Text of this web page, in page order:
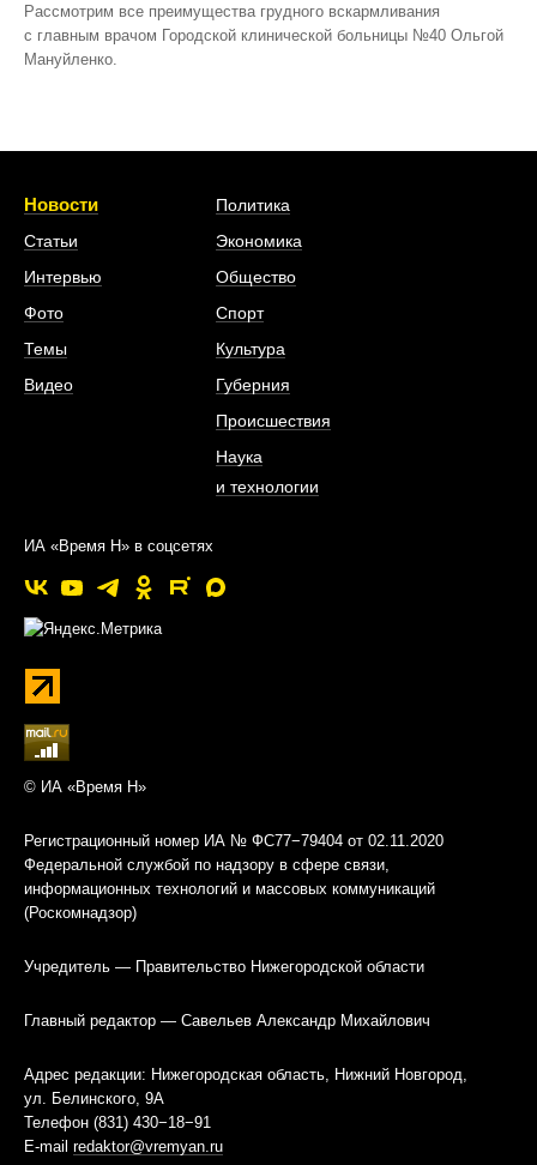
Рассмотрим все преимущества грудного вскармливания
с главным врачом Городской клинической больницы №40 Ольгой
Мануйленко.
Новости
Статьи
Интервью
Фото
Темы
Видео
Политика
Экономика
Общество
Спорт
Культура
Губерния
Происшествия
Наука
и технологии
ИА «Время Н» в соцсетях
© ИА «Время Н»
Регистрационный номер ИА № ФС77−79404 от 02.11.2020
Федеральной службой по надзору в сфере связи,
информационных технологий и массовых коммуникаций
(Роскомнадзор)
Учредитель — Правительство Нижегородской области
Главный редактор — Савельев Александр Михайлович
Адрес редакции: Нижегородская область, Нижний Новгород,
ул. Белинского, 9А
Телефон (831) 430−18−91
E-mail redaktor@vremyan.ru